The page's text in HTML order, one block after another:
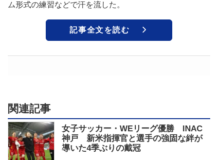
ム形式の練習などで汗を流した。
記事全文を読む
関連記事
女子サッカー・WEリーグ優勝 INAC
神戸 新米指揮官と選手の強固な絆が
導いた4季ぶりの戴冠